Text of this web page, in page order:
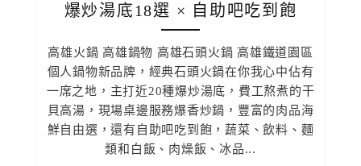
爆炒湯底18選 × 自助吧吃到飽
高雄火鍋 高雄鍋物 高雄石頭火鍋 高雄鐵道園區
個人鍋物新品牌，經典石頭火鍋在你我心中佔有
一席之地，主打近20種爆炒湯底，費工熬煮的干
貝高湯，現場桌邊服務爆香炒鍋，豐富的肉品海
鮮自由選，還有自助吧吃到飽，蔬菜、飲料、麵
類和白飯、肉燥飯、冰品...